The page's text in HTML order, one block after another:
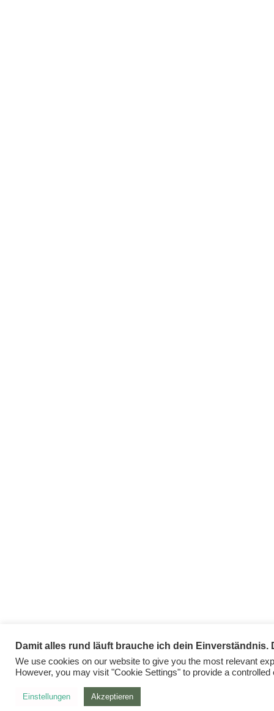
Damit alles rund läuft brauche ich dein Einverständnis.
We use cookies on our website to give you the most relevant
However, you may visit "Cookie Settings" to provide a controlled
Einstellungen Akzeptieren